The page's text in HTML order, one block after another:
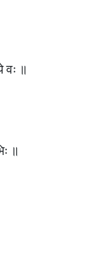
वः ॥
॥